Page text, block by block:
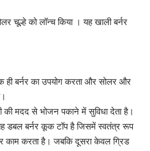
चूल्हे को लॉन्च किया । यह खाली बर्नर
बर्नर का उपयोग करता और सोलर और
मदद से भोजन पकाने में सुविधा देता है।
डबल बर्नर कूक टॉप है जिसमें स्वतंत्र रूप
काम करता है। जबकि दूसरा केवल ग्रिड